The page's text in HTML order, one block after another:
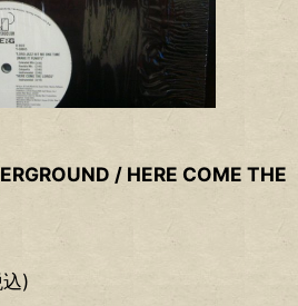
/ HERE COME THE
)